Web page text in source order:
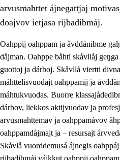
3. Prinsihpa skåvlå dåjmajda
3.1 Sebrudahtte oahppambirás
arvusmahttet ájnegattjaj
doajvov ietjasa rijbadibmáj.
Oahppij oahppam ja åvddånibme
dåjman. Oahppe båhti skåvllåj
guottoj ja dárboj. Skåvllå viertti
máhttelisvuodajt oahppamij ja
máhtukvuodas. Buorre
dárbov, liekkos aktijvuodav ja
arvusmahttemav ja oahppamávov
oahppamdåjmajt ja – resursajt
Skåvlå vuorddemusá ájnegis